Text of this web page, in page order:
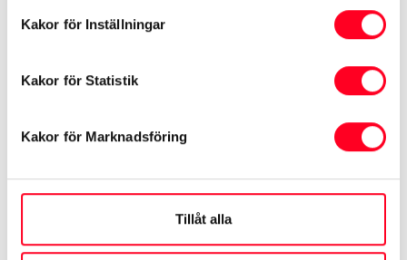
Kakor för Inställningar
Kakor för Statistik
Kakor för Marknadsföring
Tillåt alla
Mer om Land Cruiser 250
Se specifikationer ›
Begagnade bilar ›
Se mer på Toyota.se